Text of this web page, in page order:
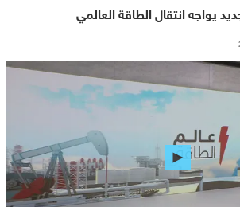
يواجه انتقال الطاقة العالمي